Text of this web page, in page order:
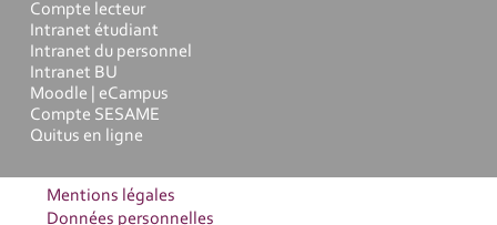
Compte lecteur
Intranet étudiant
Intranet du personnel
Intranet BU
Moodle | eCampus
Compte SESAME
Quitus en ligne
Mentions légales
Données personnelles